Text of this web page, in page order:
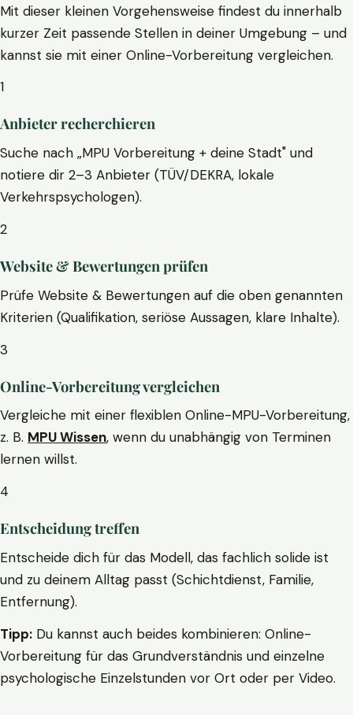
Mit dieser kleinen Vorgehensweise findest du innerhalb
kurzer Zeit passende Stellen in deiner Umgebung – und
kannst sie mit einer Online-Vorbereitung vergleichen.
1
Anbieter recherchieren
Suche nach „MPU Vorbereitung + deine Stadt" und
notiere dir 2–3 Anbieter (TÜV/DEKRA, lokale
Verkehrspsychologen).
2
Website & Bewertungen prüfen
Prüfe Website & Bewertungen auf die oben genannten
Kriterien (Qualifikation, seriöse Aussagen, klare Inhalte).
3
Online-Vorbereitung vergleichen
Vergleiche mit einer flexiblen Online-MPU-Vorbereitung,
z. B. MPU Wissen, wenn du unabhängig von Terminen
lernen willst.
4
Entscheidung treffen
Entscheide dich für das Modell, das fachlich solide ist
und zu deinem Alltag passt (Schichtdienst, Familie,
Entfernung).
Tipp: Du kannst auch beides kombinieren: Online-
Vorbereitung für das Grundverständnis und einzelne
psychologische Einzelstunden vor Ort oder per Video.